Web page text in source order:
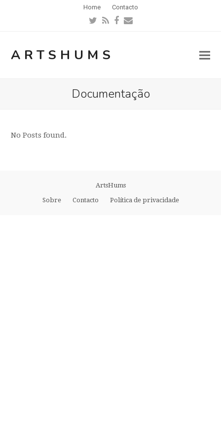
Home Contacto
Twitter
RSSFacebook
Email
ARTSHUMS
Documentação
No Posts found.
ArtsHums
Sobre
Contacto Política de privacidade